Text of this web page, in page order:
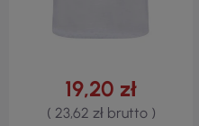
19,20 zł
( 23,62 zł brutto )